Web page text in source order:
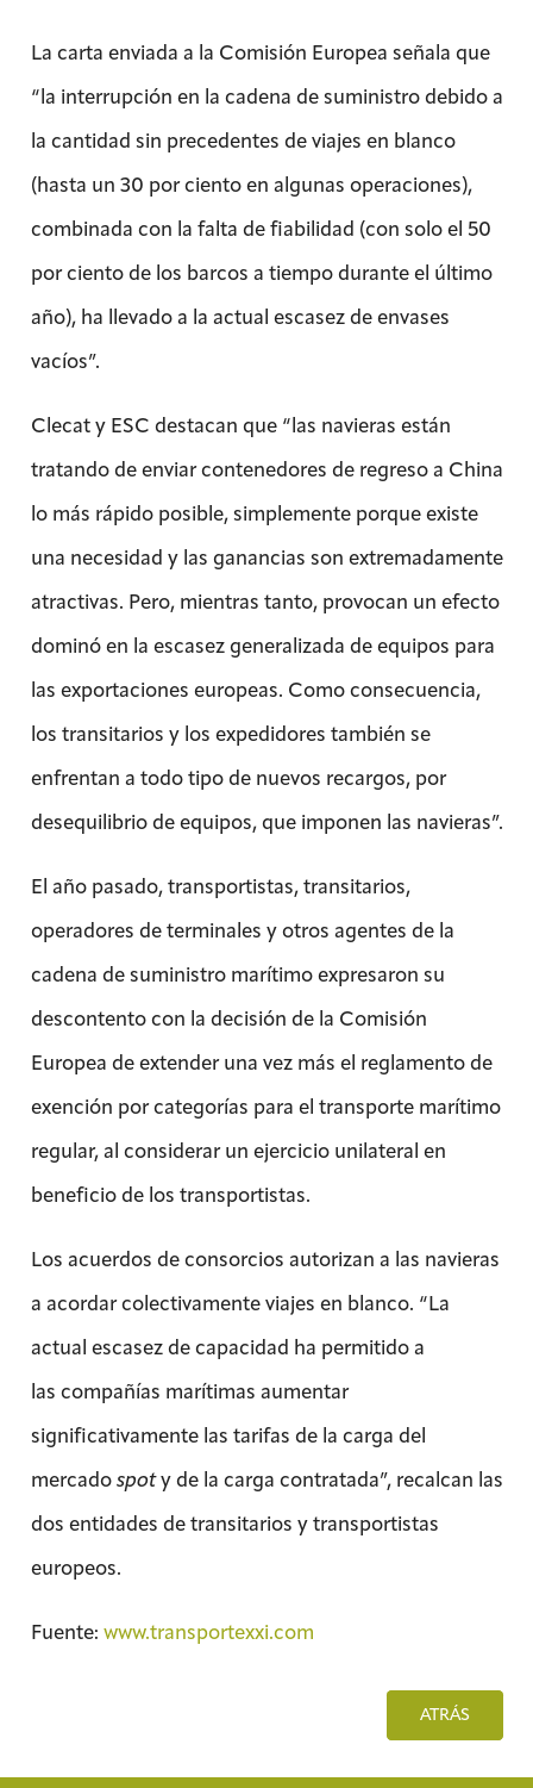
La carta enviada a la Comisión Europea señala que
“la interrupción en la cadena de suministro debido a
la cantidad sin precedentes de viajes en blanco
(hasta un 30 por ciento en algunas operaciones),
combinada con la falta de fiabilidad (con solo el 50
por ciento de los barcos a tiempo durante el último
año), ha llevado a la actual escasez de envases
vacíos”.
Clecat y ESC destacan que “las navieras están
tratando de enviar contenedores de regreso a China
lo más rápido posible, simplemente porque existe
una necesidad y las ganancias son extremadamente
atractivas. Pero, mientras tanto, provocan un efecto
dominó en la escasez generalizada de equipos para
las exportaciones europeas. Como consecuencia,
los transitarios y los expedidores también se
enfrentan a todo tipo de nuevos recargos, por
desequilibrio de equipos, que imponen las navieras”.
El año pasado, transportistas, transitarios,
operadores de terminales y otros agentes de la
cadena de suministro marítimo expresaron su
descontento con la decisión de la Comisión
Europea de extender una vez más el reglamento de
exención por categorías para el transporte marítimo
regular, al considerar un ejercicio unilateral en
beneficio de los transportistas.
Los acuerdos de consorcios autorizan a las navieras
a acordar colectivamente viajes en blanco. “La
actual escasez de capacidad ha permitido a
las compañías marítimas aumentar
significativamente las tarifas de la carga del
mercado spoty de la carga contratada”, recalcan las
dos entidades de transitarios y transportistas
europeos.
Fuente: www.transportexxi.com
ATRÁS